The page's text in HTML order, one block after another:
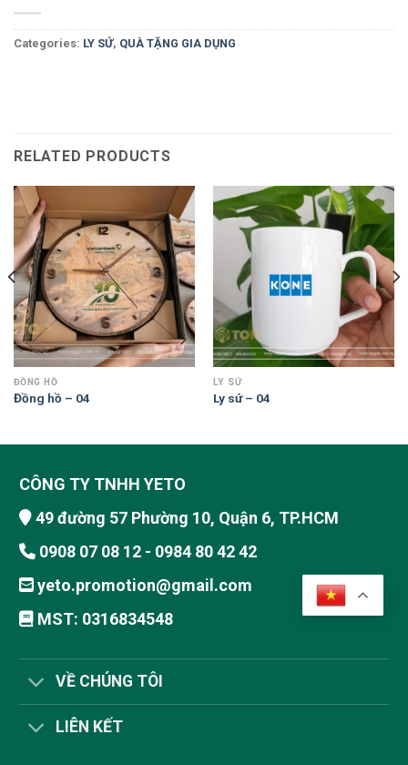
Categories: LY SỨ, QUÀ TẶNG GIA DỤNG
RELATED PRODUCTS
ĐỒNG HỒ
Đồng hồ – 04
LY SỨ
Ly sứ – 04
CÔNG TY TNHH YETO
49 đường 57 Phường 10, Quận 6, TP.HCM
0908 07 08 12 - 0984 80 42 42
yeto.promotion@gmail.com
MST: 0316834548
VỀ CHÚNG TÔI
LIÊN KẾT